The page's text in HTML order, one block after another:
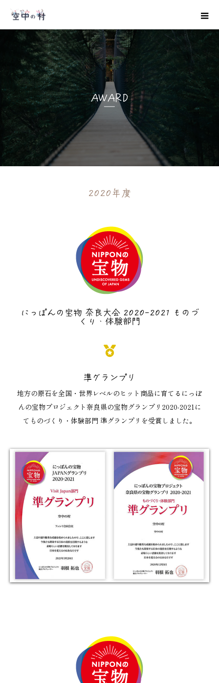
AWARD
2020年度
にっぽんの宝物 奈良大会 2020-2021 ものづ
くり・体験部門
準グランプリ
地方の原石を全国・世界レベルのヒット商品に育てるにっぽ
んの宝物プロジェクト奈良県の宝物グランプリ2020-2021に
てものづくり・体験部門 準グランプリを受賞しました。